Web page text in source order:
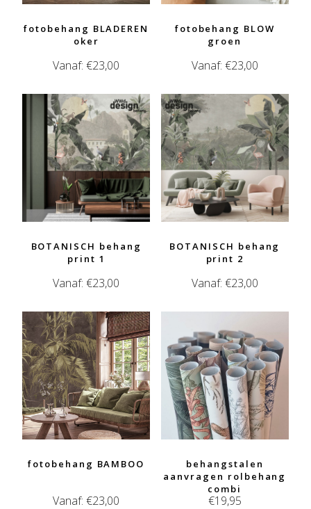
fotobehang BLADEREN
oker
Vanaf:€23,00
fotobehang BLOW
groen
Vanaf: €23,00
BOTANISCH behang
print 1
Vanaf:€23,00
BOTANISCH behang
print 2
Vanaf: €23,00
fotobehang BAMBOO
Vanaf:€23,00
behangstalen
aanvragen rolbehang
combi
€19,95